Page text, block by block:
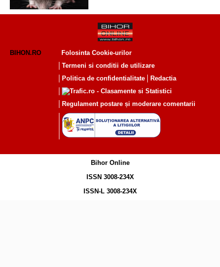
virus
BIHON.RO
Folosinta Cookie-urilor
Termeni si conditii de utilizare
Politica de confidentialitate
Redactia
Regulament postare și moderare comentarii
Bihor Online
ISSN 3008-234X
ISSN-L 3008-234X